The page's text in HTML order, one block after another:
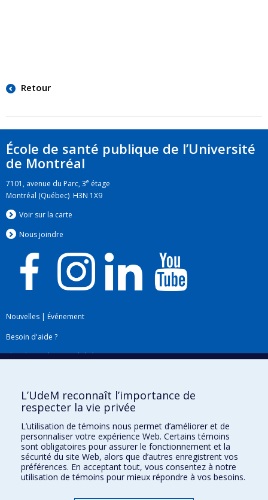
Retour
École de santé publique de l’Université
de Montréal
7101, avenue du Parc, 3e étage
Montréal (Québec) H3N 1X9
Voir sur la carte
Nous joindre
Nouvelles | Événement
Besoin d'aide ?
Plan du site|Accessibilité
Téléchargez les logos de l'ESPUM
L’UdeM reconnaît l’importance de
respecter la vie privée
L’utilisation de témoins nous permet d’améliorer et de
personnaliser votre expérience Web. Certains témoins
sont obligatoires pour assurer le fonctionnement et la
sécurité du site Web, alors que d’autres enregistrent vos
préférences. En acceptant tout, vous consentez à notre
utilisation de témoins pour mieux répondre à vos besoins.